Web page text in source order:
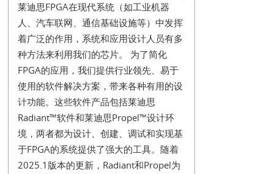
莱迪思FPGA在现代系统（如工业机器
人、汽车联网、通信基础设施等）中发挥
着广泛的作用，系统和应用设计人员有多
种方法来利用我们的芯片。 为了简化
FPGA的应用，我们提供行业领先、易于
使用的软件解决方案，带来各种有用的设
计功能。这些软件产品包括莱迪思
Radiant™软件和莱迪思Propel™设计环
境，两者都为设计、创建、调试和实现基
于FPGA的系统提供了强大的工具。随着
2025.1版本的更新，Radiant和Propel为